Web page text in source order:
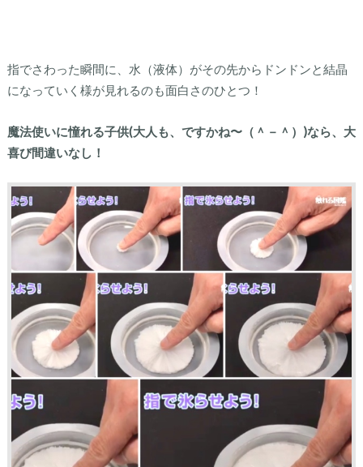
指でさわった瞬間に、水（液体）がその先からドンドンと結晶
になっていく様が見れるのも面白さのひとつ！
魔法使いに憧れる子供(大人も、ですかね〜（＾－＾）)なら、大
喜び間違いなし！